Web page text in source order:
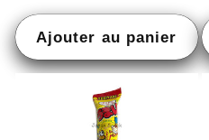
Ajouter au panier